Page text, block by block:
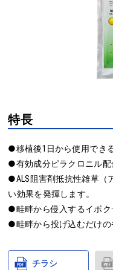
特長
●移植後1日から使用でき
●有効成分ピラクロニル配
●ALS阻害剤抵抗性雑草（
い効果を発揮します。
●畦畔から侵入するイボク
●畦畔から投げ込むだけの
チラシ